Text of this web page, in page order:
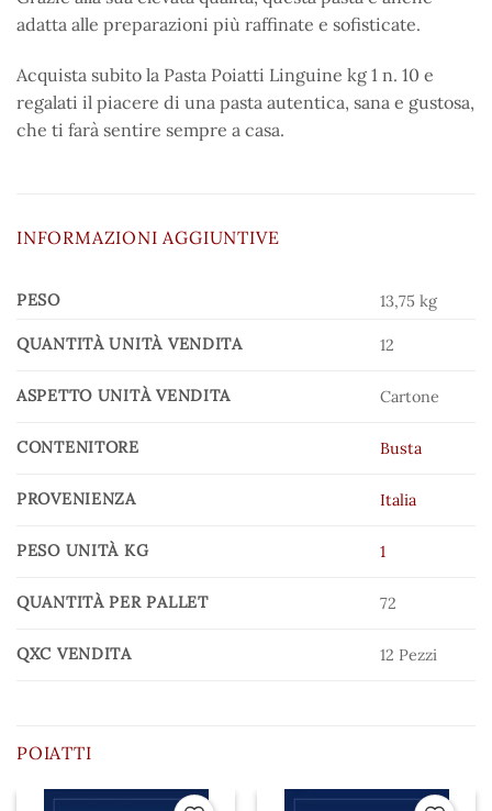
adatta alle preparazioni più raffinate e sofisticate.
Acquista subito la Pasta Poiatti Linguine kg 1 n. 10 e
regalati il piacere di una pasta autentica, sana e gustosa,
che ti farà sentire sempre a casa.
INFORMAZIONI AGGIUNTIVE
PESO 13,75 kg
QUANTITÀ UNITÀ VENDITA 12
ASPETTO UNITÀ VENDITA Cartone
CONTENITORE Busta
PROVENIENZA Italia
PESO UNITÀ KG 1
QUANTITÀ PER PALLET 72
QXC VENDITA 12 Pezzi
POIATTI